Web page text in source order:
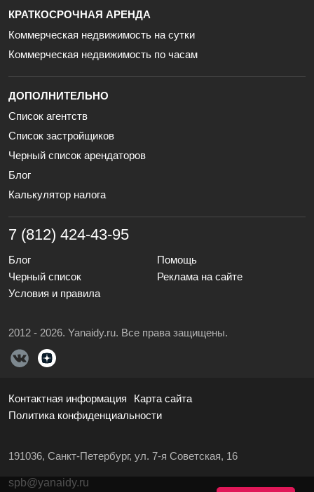
КРАТКОСРОЧНАЯ АРЕНДА
Коммерческая недвижимость на сутки
Коммерческая недвижимость по часам
ДОПОЛНИТЕЛЬНО
Список агентств
Список застройщиков
Черный список арендаторов
Блог
Калькулятор налога
7 (812) 424-43-95
Блог
Помощь
Черный список
Реклама на сайте
Условия и правила
2012 - 2026. Yanaidy.ru. Все права защищены.
Контактная информация
Карта сайта
Политика конфиденциальности
191036, Санкт-Петербург, ул. 7-я Советская, 16
spb@yanaidy.ru